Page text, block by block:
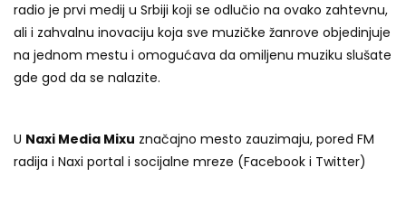
radio je prvi medij u Srbiji koji se odlučio na ovako zahtevnu,
ali i zahvalnu inovaciju koja sve muzičke žanrove objedinjuje
na jednom mestu i omogućava da omiljenu muziku slušate
gde god da se nalazite.
U Naxi Media Mixu značajno mesto zauzimaju, pored FM
radija i Naxi portal i socijalne mreze (Facebook i Twitter)